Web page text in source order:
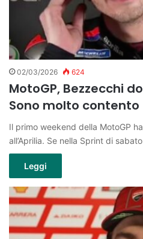
02/03/2026 624
MotoGP, Bezzecchi
Sono molto contento
Il primo weekend della MotoGP
all’Aprilia. Se nella Sprint di
Leggi